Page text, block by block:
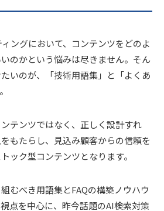
ングにおいて、コンテンツをどのよ
のかという悩みは尽きません。そん
いのが、「技術用語集」と「よくあ
テンツではなく、正しく設計すれ
もたらし、見込み顧客からの信頼を
ック型コンテンツとなります。
むべき用語集とFAQの構築ノウハウ
点を中心に、昨今話題のAI検索対策